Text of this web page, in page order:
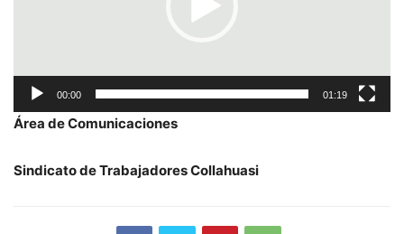
00:00 01:19
Área de Comunicaciones
Sindicato de Trabajadores Collahuasi